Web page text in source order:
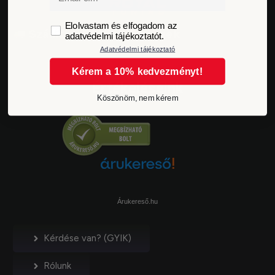
Szállítási idő és költségek
Értékeléseink
Árukereső.hu
Kérdése van? (GYIK)
Rólunk
GDPRElolvastam és elfogadom az
adatvédelmi tájékoztatót.
Adatvédelmi tájékoztató
Kérem a 10% kedvezményt!
Köszönöm, nem kérem